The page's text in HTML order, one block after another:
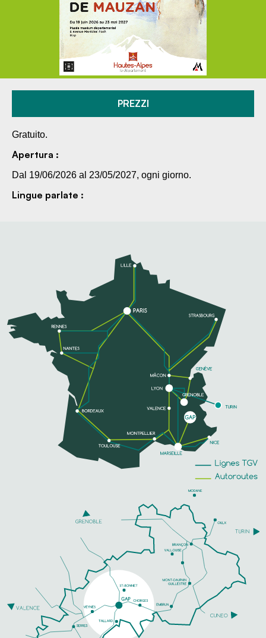
PREZZI
Gratuito.
Apertura :
Dal 19/06/2026 al 23/05/2027, ogni giorno.
Lingue parlate :